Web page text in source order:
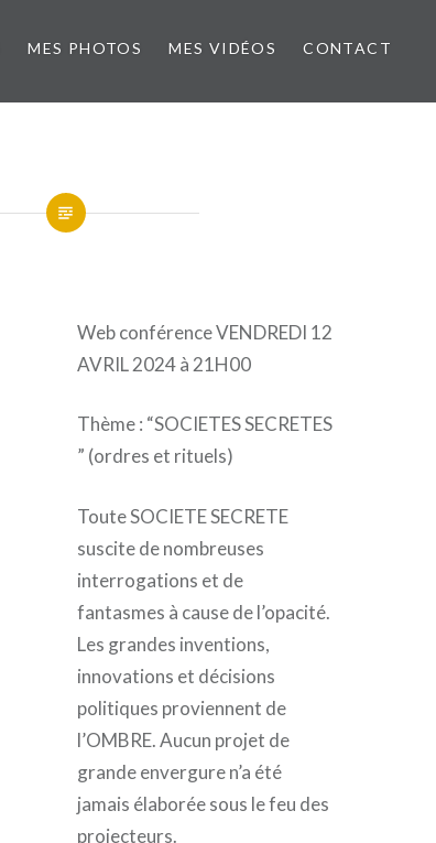
MES PHOTOS MES VIDÉOS CONTACT
Web conférence VENDREDI 12
AVRIL 2024 à 21H00
Thème : “SOCIETES SECRETES
” (ordres et rituels)
Toute SOCIETE SECRETE
suscite de nombreuses
interrogations et de
fantasmes à cause de l’opacité.
Les grandes inventions,
innovations et décisions
politiques proviennent de
l’OMBRE. Aucun projet de
grande envergure n’a été
jamais élaborée sous le feu des
projecteurs.